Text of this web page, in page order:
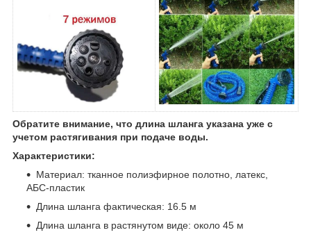
Обратите внимание, что длина шланга указана уже с
учетом растягивания при подаче воды.
Характеристики:
Материал: тканное полиэфирное полотно, латекс,
АБС-пластик
Длина шланга фактическая: 16.5 м
Длина шланга в растянутом виде: около 45 м